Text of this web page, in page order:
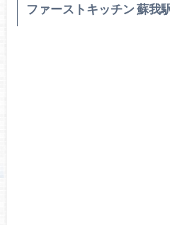
ファーストキッチン 蘇我